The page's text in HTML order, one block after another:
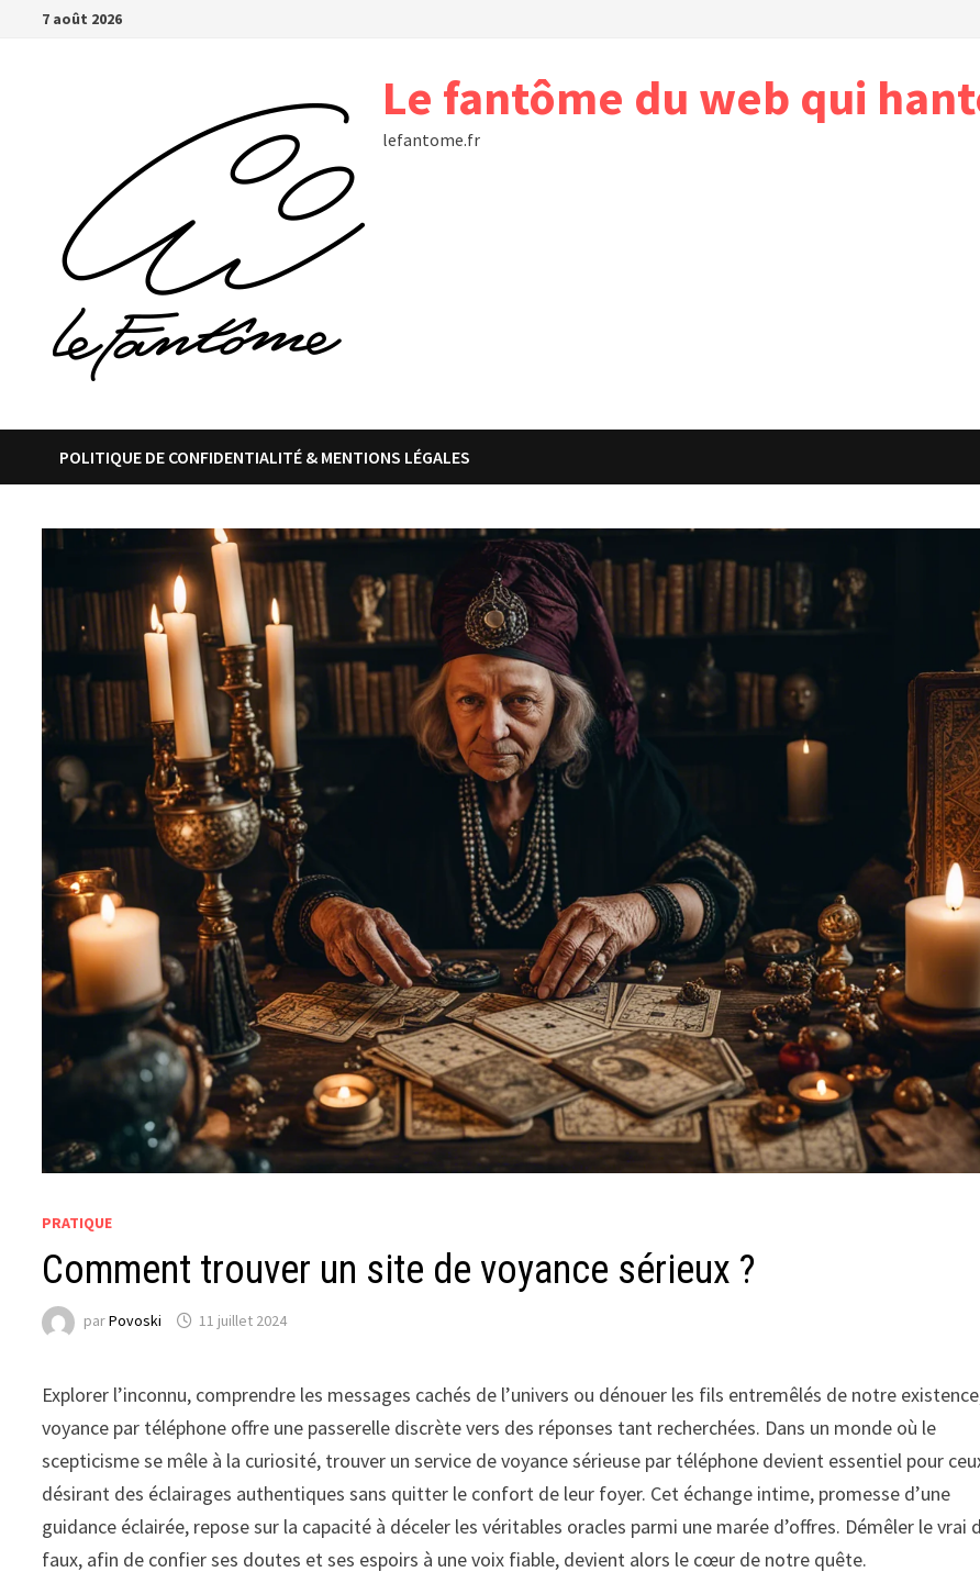
Passer7 août 2026
Le fantôme du web qui
lefantome.fr
POLITIQUE DE CONFIDENTIALITÉ & MENTIONS LÉGALES
PRATIQUE
Comment trouver un site de voyance sérieux ?
parPovoski 11 juillet 2024
Explorer l’inconnu, comprendre les messages cachés de l’univers ou dénouer les fils entremêlés de notre
voyance par téléphone offre une passerelle discrète vers des réponses tant recherchées. Dans un monde où le
scepticisme se mêle à la curiosité, trouver un service de voyance sérieuse par téléphone devient essentiel pour
désirant des éclairages authentiques sans quitter le confort de leur foyer. Cet échange intime, promesse d’une
guidance éclairée, repose sur la capacité à déceler les véritables oracles parmi une marée d’offres. Démêler le vrai
faux, afin de confier ses doutes et ses espoirs à une voix fiable, devient alors le cœur de notre quête.